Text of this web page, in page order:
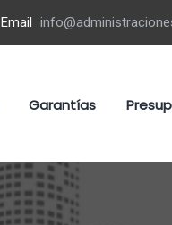
Email
Garantías